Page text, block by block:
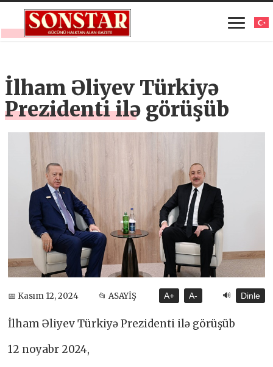
İlham Əliyev Türkiyə
Prezidenti ilə görüşüb
📅 Kasım 12, 2024 📂 ASAYİŞ A+ A- 🔊 Dinle
İlham Əliyev Türkiyə Prezidenti ilə görüşüb
12 noyabr 2024,